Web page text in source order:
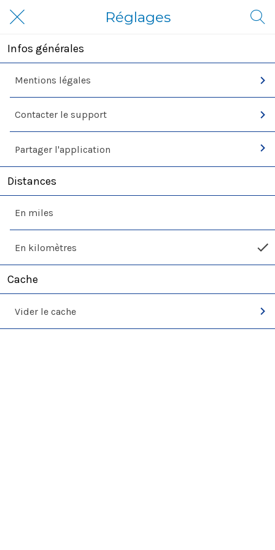
Réglages
Infos générales
Mentions légales
Contacter le support
Partager l'application
Distances
En miles
En kilomètres
Cache
Vider le cache